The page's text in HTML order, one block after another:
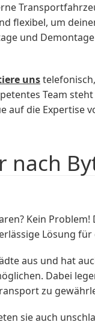
flexibel, um
und
uns
Team
auf die Expertise
nach
Kein Problem!
Lösung für
aus und hat
Dabei
zu
sie auch